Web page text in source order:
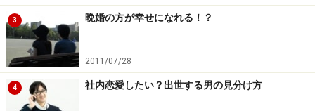
3 晩婚の方が幸せになれる！？
2011/07/28
4 社内恋愛したい？出世する男の見分け方